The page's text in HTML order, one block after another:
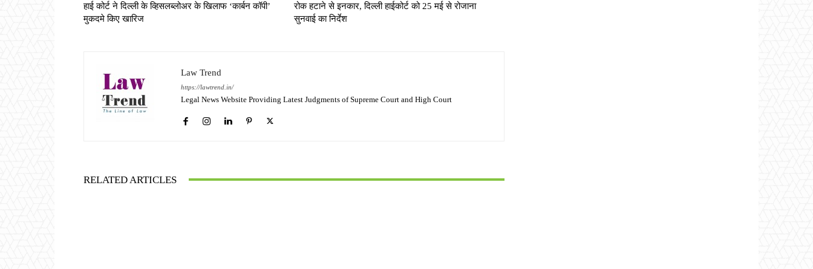
हाई कोर्ट ने दिल्ली के व्हिसलब्लोअर के खिलाफ ‘कार्बन कॉपी’
मुकदमे किए खारिज
रोक हटाने से इनकार, दिल्ली हाईकोर्ट को 25 मई से रोजाना
सुनवाई का निर्देश
Law Trend
https://lawtrend.in/
Legal News Website Providing Latest Judgments of Supreme Court and High Court
RELATED ARTICLES